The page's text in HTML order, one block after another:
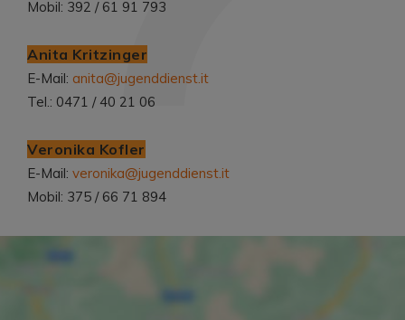
Mobil: 392 / 61 91 793
Anita Kritzinger
E-Mail: anita@jugenddienst.it
Tel.: 0471 / 40 21 06
Veronika Kofler
E-Mail: veronika@jugenddienst.it
Mobil: 375 / 66 71 894